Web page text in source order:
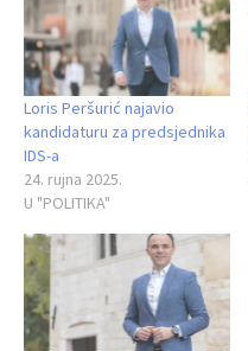
Loris Peršurić najavio
kandidaturu za predsjednika
IDS-a
24. rujna 2025.
U "POLITIKA"